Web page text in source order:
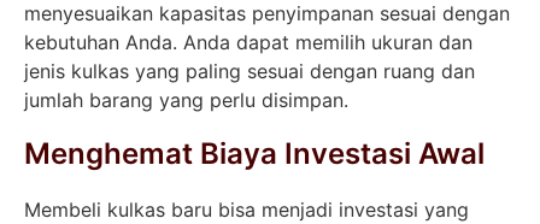
menyesuaikan kapasitas penyimpanan sesuai dengan
kebutuhan Anda. Anda dapat memilih ukuran dan
jenis kulkas yang paling sesuai dengan ruang dan
jumlah barang yang perlu disimpan.
Menghemat Biaya Investasi Awal
Membeli kulkas baru bisa menjadi investasi yang